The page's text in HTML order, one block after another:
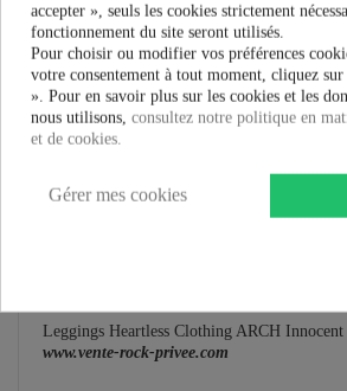
En savoir plus
Fiche technique
Leggings Heartless Clothing ARCH
www.vente-rock-privee.com
accepter », seuls les cookies strictement
fonctionnement du site seront utilisés.
Pour choisir ou modifier vos préférences
votre consentement à tout moment, cliquez
». Pour en savoir plus sur les cookies et les
nous utilisons, consultez notre politique en
et de cookies.
Gérer mes cookies